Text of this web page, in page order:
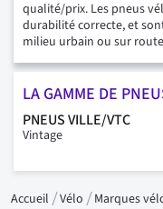
qualité/prix. Les pneus
durabilité correcte, et
milieu urbain ou sur
LA GAMME DE
PNEUS VILLE/VTC
Vintage
Accueil Vélo Marques